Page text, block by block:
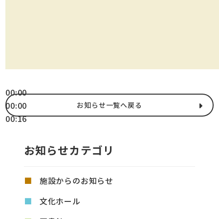
00:00
00:00
00:16
お知らせ一覧へ戻る
お知らせカテゴリ
施設からのお知らせ
文化ホール